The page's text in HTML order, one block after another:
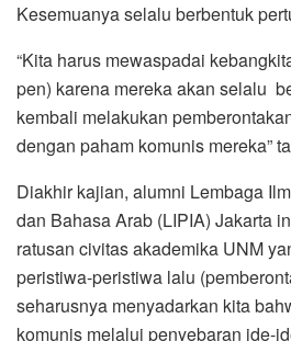
Kesemuanya selalu berbentuk
“Kita harus mewaspadai
pen) karena mereka akan selalu
kembali melakukan
dengan paham komunis mereka”
Diakhir kajian, alumni Lembaga
dan Bahasa Arab (LIPIA) Jakarta
ratusan civitas akademika UNM
peristiwa-peristiwa lalu
seharusnya menyadarkan kita
komunis melalui penyebaran ide-